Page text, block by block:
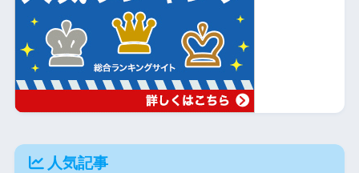
人気記事